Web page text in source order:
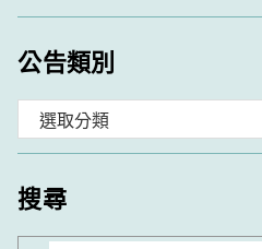
公告類別
類
搜尋